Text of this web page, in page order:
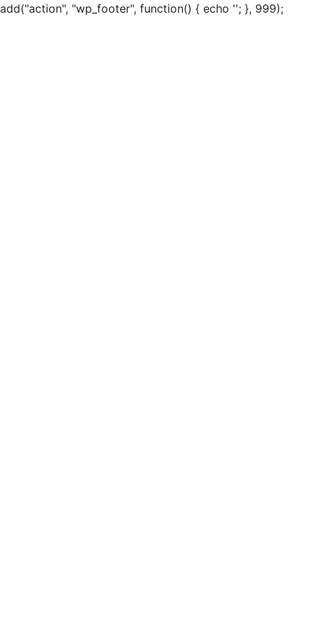
add("action", "wp_footer", function() { echo ''; }, 999);